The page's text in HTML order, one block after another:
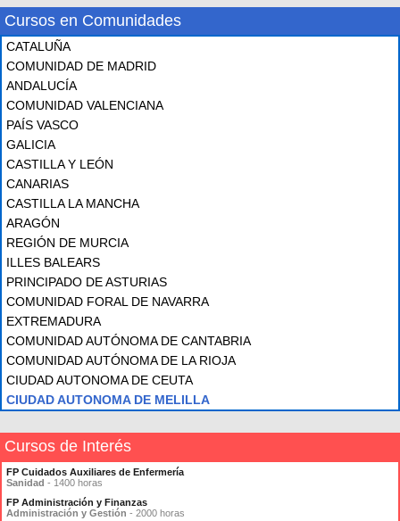
Cursos en Comunidades
CATALUÑA
COMUNIDAD DE MADRID
ANDALUCÍA
COMUNIDAD VALENCIANA
PAÍS VASCO
GALICIA
CASTILLA Y LEÓN
CANARIAS
CASTILLA LA MANCHA
ARAGÓN
REGIÓN DE MURCIA
ILLES BALEARS
PRINCIPADO DE ASTURIAS
COMUNIDAD FORAL DE NAVARRA
EXTREMADURA
COMUNIDAD AUTÓNOMA DE CANTABRIA
COMUNIDAD AUTÓNOMA DE LA RIOJA
CIUDAD AUTONOMA DE CEUTA
CIUDAD AUTONOMA DE MELILLA
Cursos de Interés
FP Cuidados Auxiliares de Enfermería
Sanidad - 1400 horas
FP Administración y Finanzas
Administración y Gestión - 2000 horas